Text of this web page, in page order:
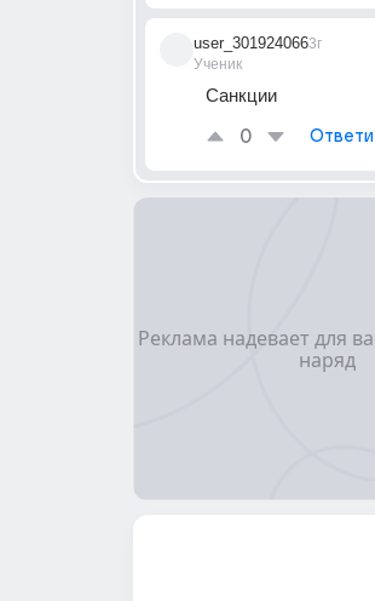
user_301924066
Ученик
3г
Санкции
0